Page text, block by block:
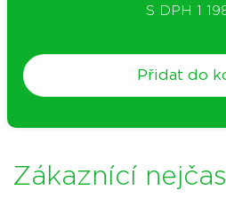
S DPH 1
Přidat do
Zákaznící